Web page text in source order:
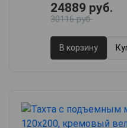
24889 руб.
30116 руб.
В корзину